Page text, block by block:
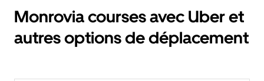
Monrovia courses avec Uber et
autres options de déplacement